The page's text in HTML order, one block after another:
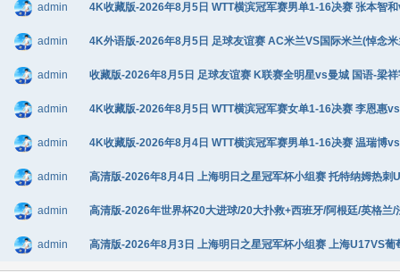
admin 4K收藏版-2026年8月5日 WTT横滨冠军赛男单1-16决赛 张本智
admin 4K外语版-2026年8月5日 足球友谊赛 AC米兰VS国际米兰(悼念
admin 收藏版-2026年8月5日 足球友谊赛 K联赛全明星vs曼城 国语-梁
admin 4K收藏版-2026年8月5日 WTT横滨冠军赛女单1-16决赛 李恩惠
admin 4K收藏版-2026年8月4日 WTT横滨冠军赛男单1-16决赛 温瑞博
admin 高清版-2026年8月4日 上海明日之星冠军杯小组赛 托特纳姆热
admin 高清版-2026年世界杯20大进球/20大扑救+西班牙/阿根廷/英格
admin 高清版-2026年8月3日 上海明日之星冠军杯小组赛 上海U17VS